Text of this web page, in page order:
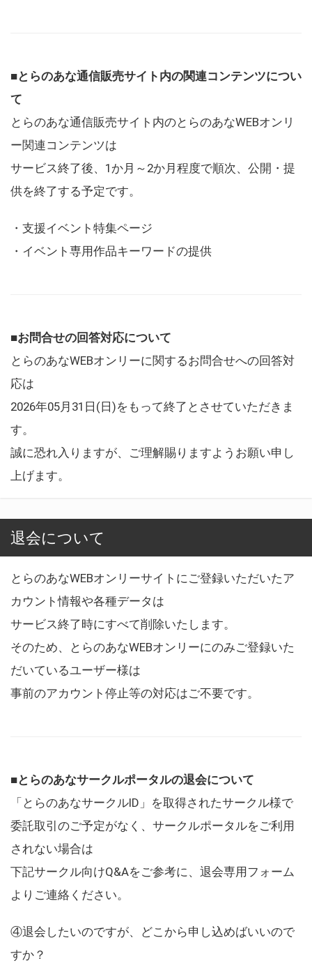
■とらのあな通信販売サイト内の関連コンテンツについ
て
とらのあな通信販売サイト内のとらのあなWEBオンリ
ー関連コンテンツは
サービス終了後、1か月～2か月程度で順次、公開・提
供を終了する予定です。
・支援イベント特集ページ
・イベント専用作品キーワードの提供
■お問合せの回答対応について
とらのあなWEBオンリーに関するお問合せへの回答対
応は
2026年05月31日(日)をもって終了とさせていただきま
す。
誠に恐れ入りますが、ご理解賜りますようお願い申し
上げます。
退会について
とらのあなWEBオンリーサイトにご登録いただいたア
カウント情報や各種データは
サービス終了時にすべて削除いたします。
そのため、とらのあなWEBオンリーにのみご登録いた
だいているユーザー様は
事前のアカウント停止等の対応はご不要です。
■とらのあなサークルポータルの退会について
「とらのあなサークルID」を取得されたサークル様で
委託取引のご予定がなく、サークルポータルをご利用
されない場合は
下記サークル向けQ&Aをご参考に、退会専用フォーム
よりご連絡ください。
④退会したいのですが、どこから申し込めばいいので
すか？